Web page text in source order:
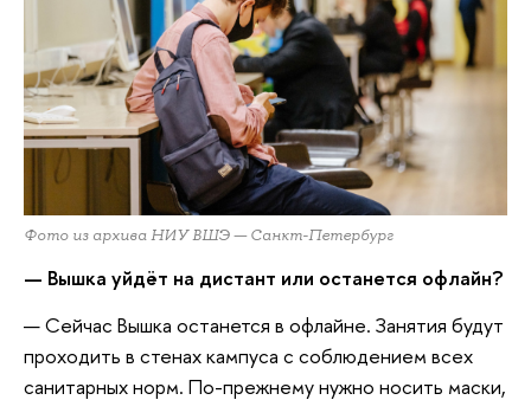
Фото из архива НИУ ВШЭ — Санкт-Петербург
— Вышка уйдёт на дистант или останется офлайн?
— Сейчас Вышка останется в офлайне. Занятия будут
проходить в стенах кампуса с соблюдением всех
санитарных норм. По-прежнему нужно носить маски,